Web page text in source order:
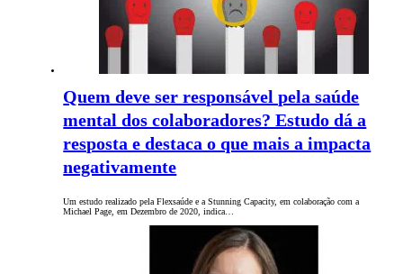
Quem deve ser responsável pela saúde
mental dos colaboradores? Estudo dá a
resposta e destaca o que mais a impacta
negativamente
Um estudo realizado pela Flexsaúde e a Stunning Capacity, em colaboração com a
Michael Page, em Dezembro de 2020, indica…